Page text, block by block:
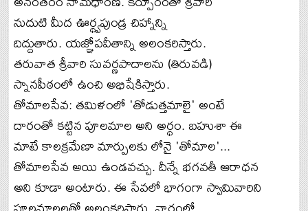
నుదుటి మీద ఊర్థ్వపుండ్ర చిహ్నాన్ని
దిద్దుతారు. యజ్ఞోపవీతాన్ని అలంకరిస్తారు.
తరువాత శ్రీవారి సువర్ణపాదాలను (తిరువడి)
స్నానపీఠంలో ఉంచి అభిషేకిస్తారు.
తోమాలసేవ: తమిళంలో 'తోడుత్తమాలై' అంటే
దారంతో కట్టిన పూలమాల అని అర్థం. బహుశా ఈ
మాటే కాలక్రమేణా మార్పులకు లోనై 'తోమాల'...
తోమాలసేవ అయి ఉండవచ్చు. దీన్నే భగవతీ ఆరాధన
అని కూడా అంటారు. ఈ సేవలో భాగంగా స్వామివారిని